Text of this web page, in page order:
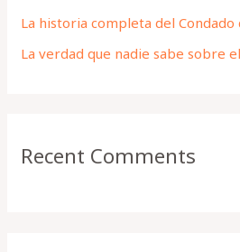
:La historia completa del Condado
La verdad que nadie sabe sobre
Recent Comments